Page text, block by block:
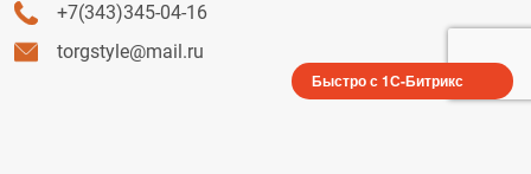
+7(343)345-04-16
torgstyle@mail.ru
Быстро с 1С-Битрикс